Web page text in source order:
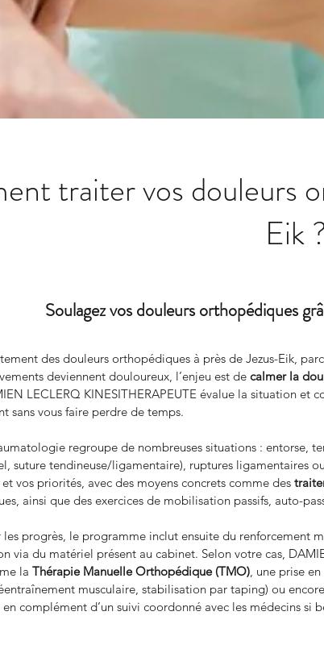
traiter vos douleurs
Eik ?
Soulagez vos douleurs orthopédiques
des douleurs orthopédiques à près de Jezus-Eik,
deviennent douloureux, l’enjeu est de calmer la
LECLERQ KINESITHERAPEUTE évalue la situation
sans vous faire perdre de temps.
regroupe de nombreuses situations : entorse,
suture tendineuse/ligamentaire), ruptures ligamentaires
vos priorités, avec des moyens concrets comme des
ainsi que des exercices de mobilisation passifs, auto-
les progrès, le programme inclut ensuite du renforcement
via du matériel présent au cabinet. Selon votre cas,
la Thérapie Manuelle Orthopédique (TMO), une prise
musculaire, stabilisation par taping) ou
complément d’un suivi coordonné avec les médecins si